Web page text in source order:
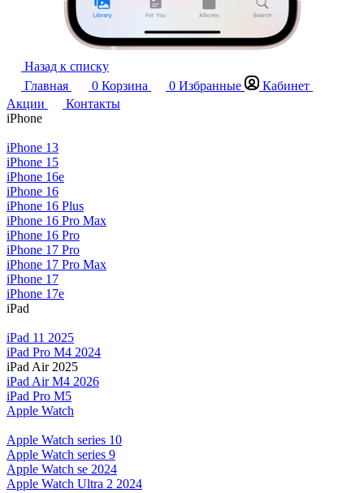
Назад к списку
Главная
0 Корзина 0 Избранные
Кабинет
Акции
Контакты
iPhone
iPhone 13
iPhone 15
iPhone 16e
iPhone 16
iPhone 16 Plus
iPhone 16 Pro Max
iPhone 16 Pro
iPhone 17 Pro
iPhone 17 Pro Max
iPhone 17
iPhone 17e
iPad
iPad 11 2025
iPad Pro M4 2024
iPad Air 2025
iPad Air M4 2026
iPad Pro M5
Apple Watch
Apple Watch series 10
Apple Watch series 9
Apple Watch se 2024
Apple Watch Ultra 2 2024